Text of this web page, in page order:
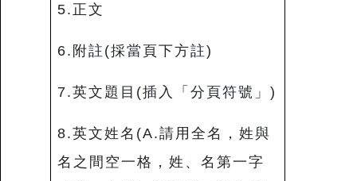
5.正文
6.附註(採當頁下方註)
7.英文題目(插入「分頁符號」)
8.英文姓名(A.請用全名，姓與
名之間空一格，姓、名第一字